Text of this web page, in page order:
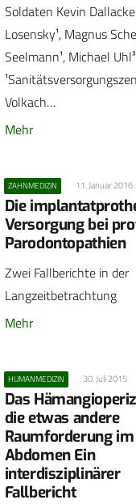
Soldaten Kevin
Losensky¹, Magnus
Seelmann¹, Michael Uhl³
Volkach…
Mehr
ZAHNMEDIZIN 11. Januar 2016
Die
Versorgung bei
Parodontopathien
Zwei Fallberichte in der
Langzeitbetrachtung
Mehr
HUMANMEDIZIN 30. Juli 2015
Das
die etwas andere
Raumforderung
Abdomen Ein
interdisziplinärer
Fallbericht